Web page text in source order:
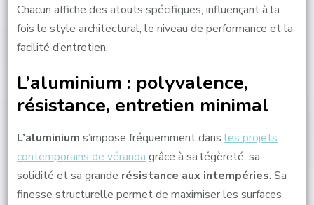
Chacun affiche des atouts spécifiques, influençant à la
fois le style architectural, le niveau de performance et la
facilité d’entretien.
L’aluminium : polyvalence,
résistance, entretien minimal
L’aluminium s’impose fréquemment dans les projets
contemporains de véranda grâce à sa légèreté, sa
solidité et sa grande résistance aux intempéries. Sa
finesse structurelle permet de maximiser les surfaces